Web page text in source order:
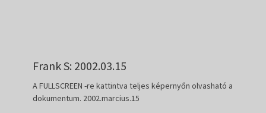
Frank S: 2002.03.15
A FULLSCREEN -re kattintva teljes képernyőn olvasható a
dokumentum. 2002.marcius.15